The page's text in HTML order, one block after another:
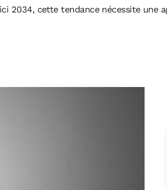
2034, cette tendance nécessite une